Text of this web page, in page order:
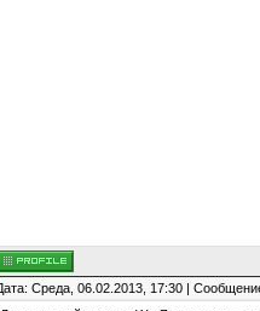
Среда, 06.02.2013, 17:30 |